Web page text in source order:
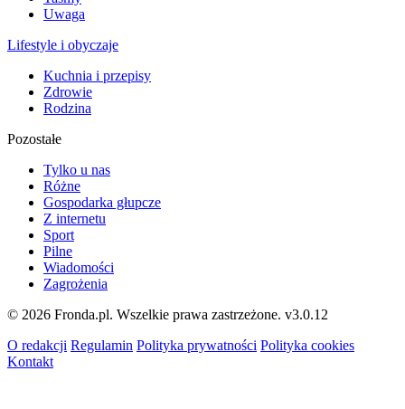
Uwaga
Lifestyle i obyczaje
Kuchnia i przepisy
Zdrowie
Rodzina
Pozostałe
Tylko u nas
Różne
Gospodarka głupcze
Z internetu
Sport
Pilne
Wiadomości
Zagrożenia
© 2026 Fronda.pl. Wszelkie prawa zastrzeżone. v3.0.12
O redakcji Regulamin Polityka prywatności Polityka cookies
Kontakt